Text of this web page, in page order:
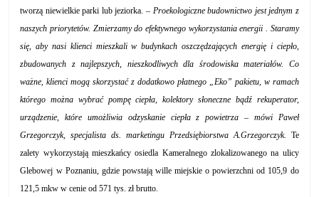
tworzą niewielkie parki lub jeziorka. – Proekologiczne budownictwo jest jednym z
naszych priorytetów. Zmierzamy do efektywnego wykorzystania energii . Staramy
się, aby nasi klienci mieszkali w budynkach oszczędzających energię i ciepło,
zbudowanych z najlepszych, nieszkodliwych dla środowiska materiałów. Co
ważne, klienci mogą skorzystać z dodatkowo płatnego „Eko” pakietu, w ramach
którego można wybrać pompę ciepła, kolektory słoneczne bądź rekuperator,
urządzenie, które umożliwia odzyskanie ciepła z powietrza – mówi Paweł
Grzegorczyk, specjalista ds. marketingu Przedsiębiorstwa A.Grzegorczyk. Te
zalety wykorzystają mieszkańcy osiedla Kameralnego zlokalizowanego na ulicy
Glebowej w Poznaniu, gdzie powstają wille miejskie o powierzchni od 105,9 do
121,5 mkw w cenie od 571 tys. zł brutto.